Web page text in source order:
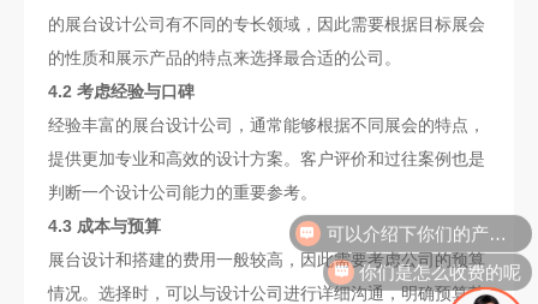
的展台设计公司有不同的专长领域，因此需要根据目标展会
的性质和展示产品的特点来选择最合适的公司。
4.2 考虑经验与口碑
经验丰富的展台设计公司，通常能够根据不同展会的特点，
提供更加专业和高效的设计方案。客户评价和过往案例也是
判断一个设计公司能力的重要参考。
4.3 成本与预算
展台设计和搭建的费用一般较高，因此需要考虑公司的预算
情况。选择时，可以与设计公司进行详细沟通，明确预算范
你们是怎么收费的呢